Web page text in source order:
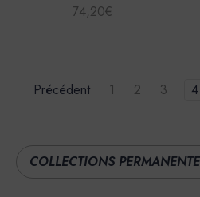
74,20€
Précédent 1 2 3 4
COLLECTIONS